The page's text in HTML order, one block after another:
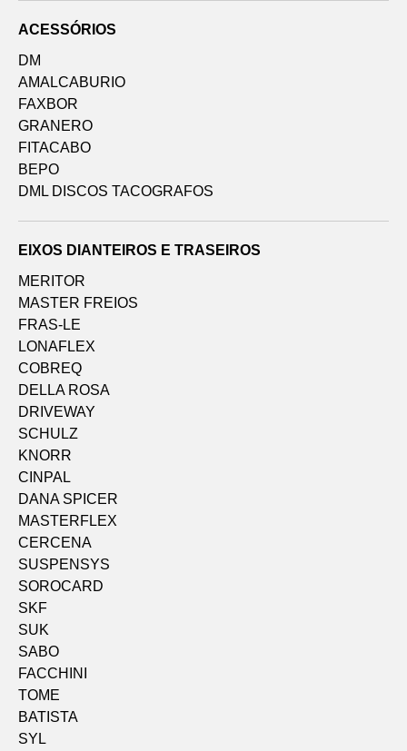
ACESSÓRIOS
DM
AMALCABURIO
FAXBOR
GRANERO
FITACABO
BEPO
DML DISCOS TACOGRAFOS
EIXOS DIANTEIROS E TRASEIROS
MERITOR
MASTER FREIOS
FRAS-LE
LONAFLEX
COBREQ
DELLA ROSA
DRIVEWAY
SCHULZ
KNORR
CINPAL
DANA SPICER
MASTERFLEX
CERCENA
SUSPENSYS
SOROCARD
SKF
SUK
SABO
FACCHINI
TOME
BATISTA
SYL